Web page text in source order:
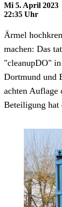
Mi 5. April 2023
22:35 Uhr
Ärmel
machen: Das
"cleanupDO" in
Dortmund und
achten
Beteiligung hat